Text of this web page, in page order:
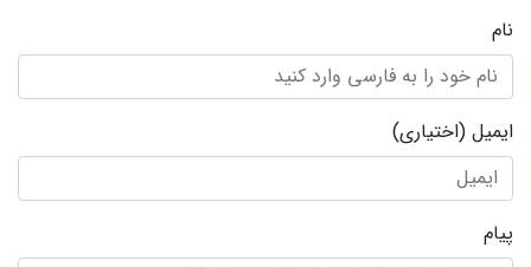
نام
ایمیل (اختیاری)
پیام